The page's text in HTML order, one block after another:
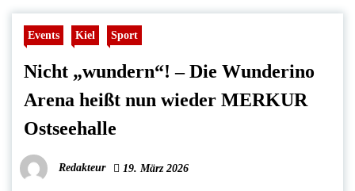
Events Kiel Sport
Nicht „wundern“! – Die Wunderino
Arena heißt nun wieder MERKUR
Ostseehalle
Redakteur 19. März 2026